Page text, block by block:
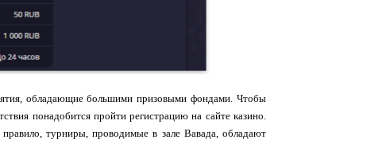
обладающие большими призовыми фондами. Чтобы
понадобится пройти регистрацию на сайте казино.
турниры, проводимые в зале Вавада, обладают